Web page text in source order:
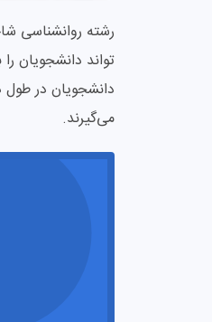
رشته روانشناسی
تواند دانشجویان
دانشجویان در
می‌گیرند.